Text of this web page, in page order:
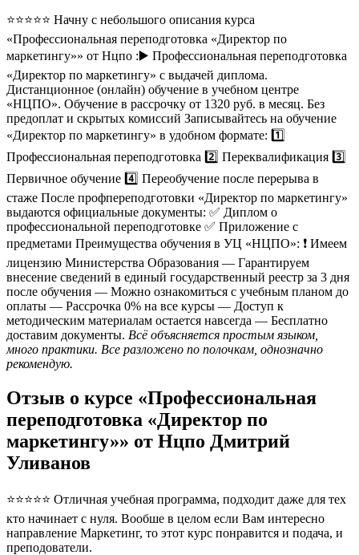
⭐⭐⭐⭐⭐ Начну с небольшого описания курса
«Профессиональная переподготовка «Директор по
маркетингу»» от Нцпо :▶️ Профессиональная переподготовка
«Директор по маркетингу» с выдачей диплома.
Дистанционное (онлайн) обучение в учебном центре
«НЦПО». Обучение в рассрочку от 1320 руб. в месяц. Без
предоплат и скрытых комиссий Записывайтесь на обучение
«Директор по маркетингу» в удобном формате: 1️⃣
Профессиональная переподготовка 2️⃣ Переквалификация 3️⃣
Первичное обучение 4️⃣ Переобучение после перерыва в
стаже После профпереподготовки «Директор по маркетингу»
выдаются официальные документы: ✅ Диплом о
профессиональной переподготовке ✅ Приложение с
предметами Преимущества обучения в УЦ «НЦПО»: ❗️ Имеем
лицензию Министерства Образования — Гарантируем
внесение сведений в единый государственный реестр за 3 дня
после обучения — Можно ознакомиться с учебным планом до
оплаты — Рассрочка 0% на все курсы — Доступ к
методическим материалам остается навсегда — Бесплатно
доставим документы. Всё объясняется простым языком,
много практики. Все разложено по полочкам, однозначно
рекомендую.
Отзыв о курсе «Профессиональная
переподготовка «Директор по
маркетингу»» от Нцпо Дмитрий
Уливанов
⭐⭐⭐⭐⭐ Отличная учебная программа, подходит даже для тех
кто начинает с нуля. Вообше в целом если Вам интересно
направление Маркетинг, то этот курс понравится и подача, и
преподователи.